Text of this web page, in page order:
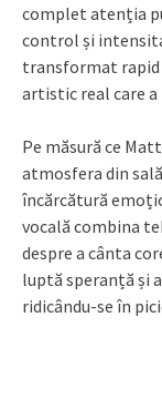
complet atenția
control și
transformat
artistic real care
Pe măsură ce
atmosfera din
încărcătură
vocală combina
despre a cânta
luptă speranță și
ridicându-se în